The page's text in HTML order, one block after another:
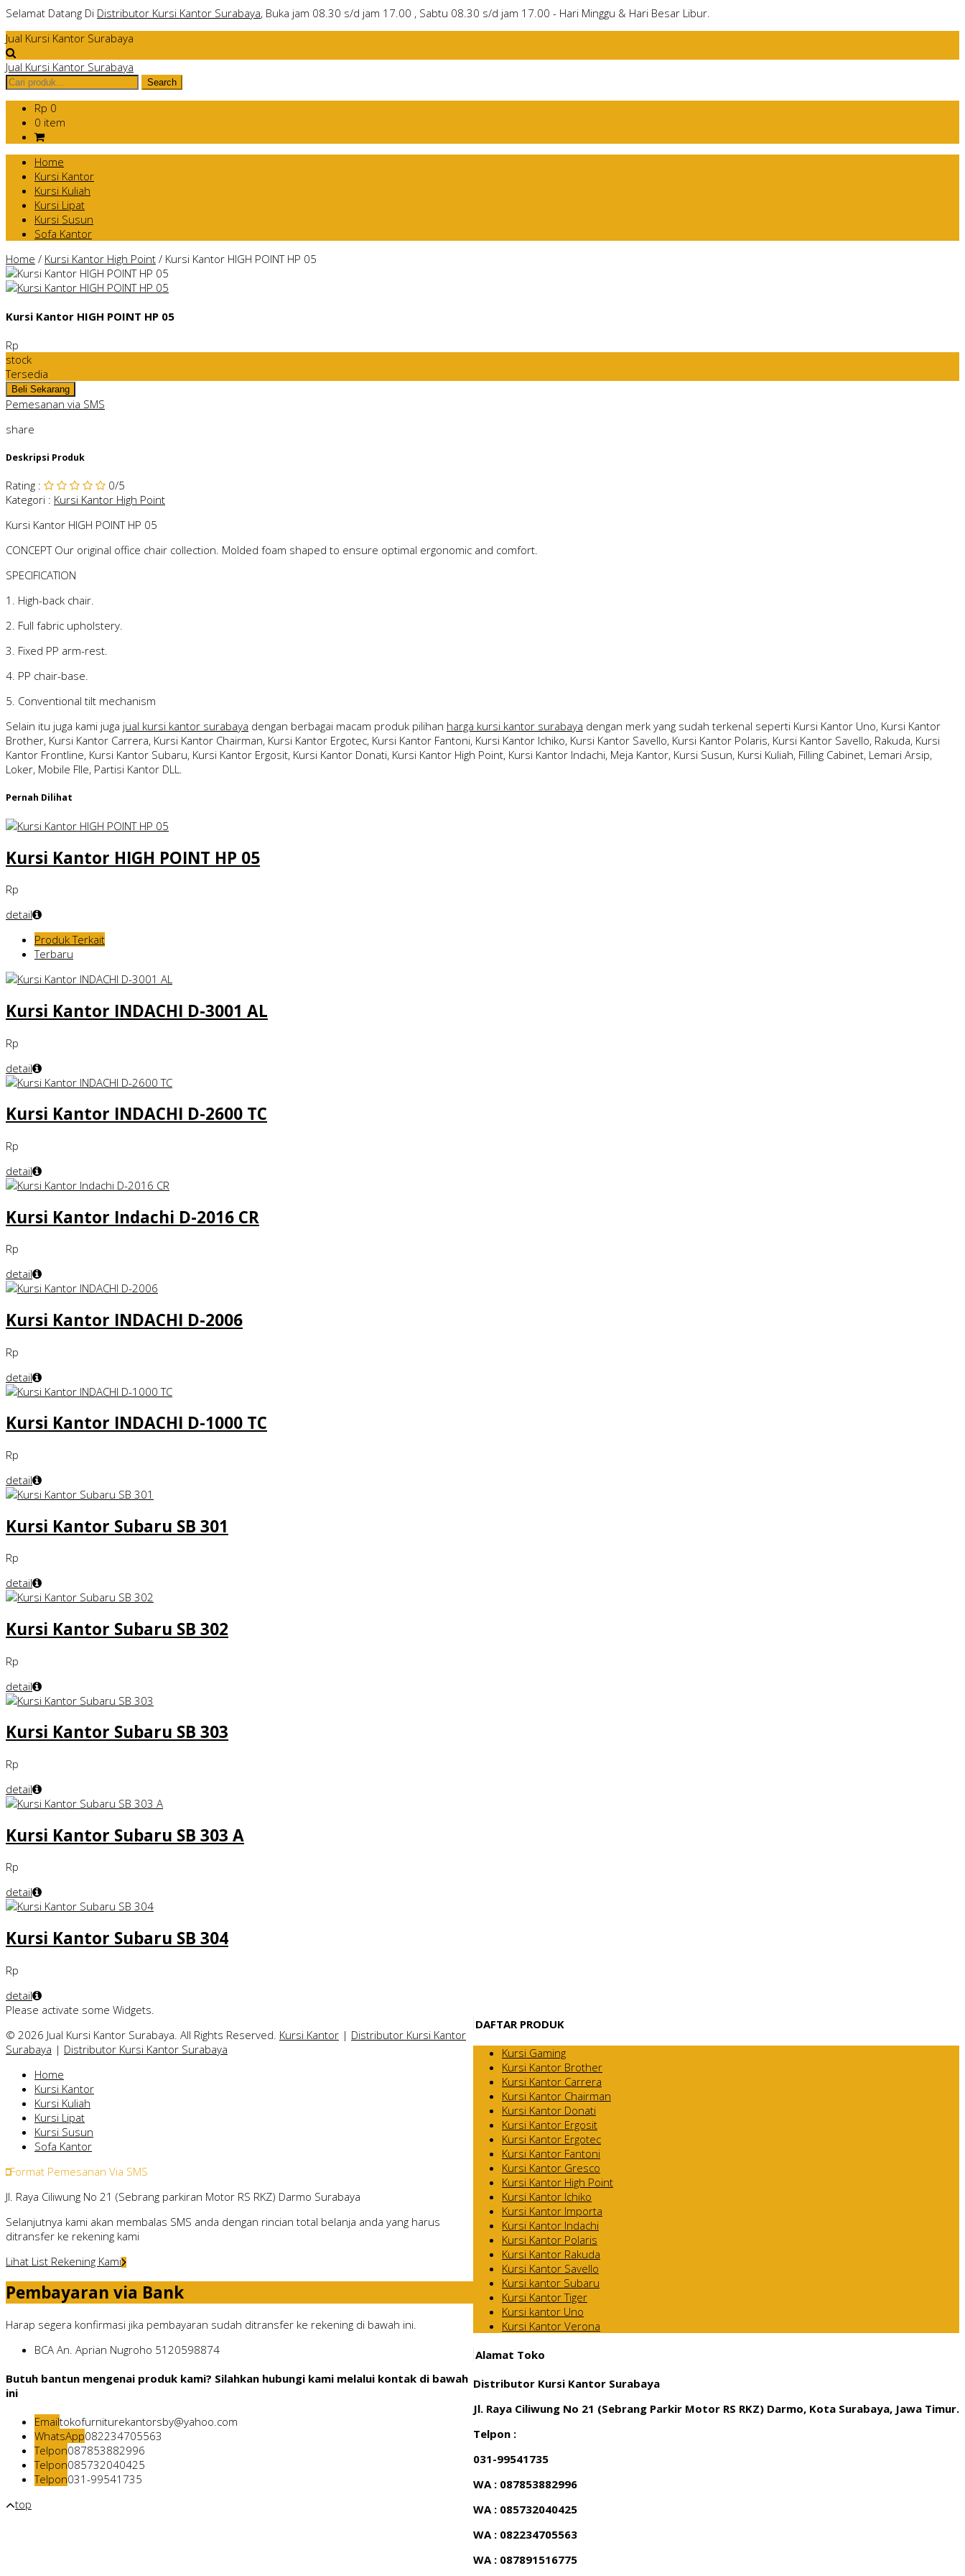
Selamat Datang Di Distributor Kursi Kantor Surabaya, Buka jam 08.30 s/d jam 17.00 , Sabtu 08.30 s/d jam 17.00 - Hari Minggu & Hari Besar Libur.
Jual Kursi Kantor Surabaya
Jual Kursi Kantor Surabaya
Rp 0
0 item
Home
Kursi Kantor
Kursi Kuliah
Kursi Lipat
Kursi Susun
Sofa Kantor
Home / Kursi Kantor High Point / Kursi Kantor HIGH POINT HP 05
Kursi Kantor HIGH POINT HP 05
Rp
stock
Tersedia
Pemesanan via SMS
share
Deskripsi Produk
Rating : 0/5
Kategori : Kursi Kantor High Point
Kursi Kantor HIGH POINT HP 05
CONCEPT Our original office chair collection. Molded foam shaped to ensure optimal ergonomic and comfort.
SPECIFICATION
1. High-back chair.
2. Full fabric upholstery.
3. Fixed PP arm-rest.
4. PP chair-base.
5. Conventional tilt mechanism
Selain itu juga kami juga jual kursi kantor surabaya dengan berbagai macam produk pilihan harga kursi kantor surabaya dengan merk yang sudah terkenal seperti Kursi Kantor Uno, Kursi Kantor
Brother, Kursi Kantor Carrera, Kursi Kantor Chairman, Kursi Kantor Ergotec, Kursi Kantor Fantoni, Kursi Kantor Ichiko, Kursi Kantor Savello, Kursi Kantor Polaris, Kursi Kantor Savello, Rakuda, Kursi
Kantor Frontline, Kursi Kantor Subaru, Kursi Kantor Ergosit, Kursi Kantor Donati, Kursi Kantor High Point, Kursi Kantor Indachi, Meja Kantor, Kursi Susun, Kursi Kuliah, Filling Cabinet, Lemari Arsip,
Loker, Mobile FIle, Partisi Kantor DLL.
Pernah Dilihat
Kursi Kantor HIGH POINT HP 05
Rp
detail
Produk Terkait
Terbaru
Kursi Kantor INDACHI D-3001 AL
Rp
detail
Kursi Kantor INDACHI D-2600 TC
Rp
detail
Kursi Kantor Indachi D-2016 CR
Rp
detail
Kursi Kantor INDACHI D-2006
Rp
detail
Kursi Kantor INDACHI D-1000 TC
Rp
detail
Kursi Kantor Subaru SB 301
Rp
detail
Kursi Kantor Subaru SB 302
Rp
detail
Kursi Kantor Subaru SB 303
Rp
detail
Kursi Kantor Subaru SB 303 A
Rp
detail
Kursi Kantor Subaru SB 304
Rp
detail
DAFTAR PRODUK
Kursi Gaming
Kursi Kantor Brother
Kursi Kantor Carrera
Kursi Kantor Chairman
Kursi Kantor Donati
Kursi Kantor Ergosit
Kursi Kantor Ergotec
Kursi Kantor Fantoni
Kursi Kantor Gresco
Kursi Kantor High Point
Kursi Kantor Ichiko
Kursi Kantor Importa
Kursi Kantor Indachi
Kursi Kantor Polaris
Kursi Kantor Rakuda
Kursi Kantor Savello
Kursi kantor Subaru
Kursi Kantor Tiger
Kursi kantor Uno
Kursi Kantor Verona
Alamat Toko
Distributor Kursi Kantor Surabaya
Jl. Raya Ciliwung No 21 (Sebrang Parkir Motor RS RKZ) Darmo, Kota Surabaya, Jawa Timur.
Telpon :
031-99541735
WA : 087853882996
WA : 085732040425
WA : 082234705563
WA : 087891516775
Please activate some Widgets.
© 2026 Jual Kursi Kantor Surabaya. All Rights Reserved. Kursi Kantor | Distributor Kursi Kantor
Surabaya | Distributor Kursi Kantor Surabaya
Home
Kursi Kantor
Kursi Kuliah
Kursi Lipat
Kursi Susun
Sofa Kantor
Format Pemesanan Via SMS
Jl. Raya Ciliwung No 21 (Sebrang parkiran Motor RS RKZ) Darmo Surabaya
Selanjutnya kami akan membalas SMS anda dengan rincian total belanja anda yang harus
ditransfer ke rekening kami
Lihat List Rekening Kami
Pembayaran via Bank
Harap segera konfirmasi jika pembayaran sudah ditransfer ke rekening di bawah ini.
BCA An. Aprian Nugroho 5120598874
Butuh bantun mengenai produk kami? Silahkan hubungi kami melalui kontak di bawah
ini
Emailtokofurniturekantorsby@yahoo.com
WhatsApp082234705563
Telpon087853882996
Telpon085732040425
Telpon031-99541735
top